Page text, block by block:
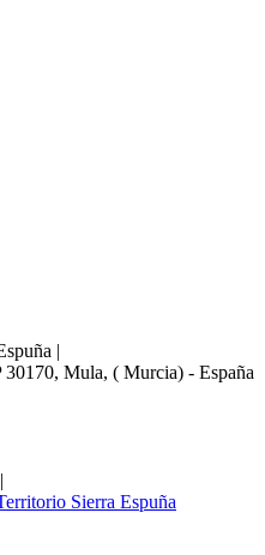
|
30170, Mula, ( Murcia) - España
|
Sierra Espuña